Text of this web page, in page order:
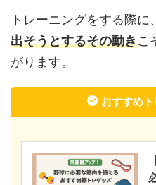
トレーニングをする際に、
出そうとするその動きこ
がります。
おすすめ